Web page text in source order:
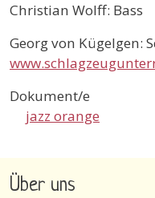
Christian Wolff: Bass
Georg von Kügelgen:
Dokument/e
jazz orange
Über uns